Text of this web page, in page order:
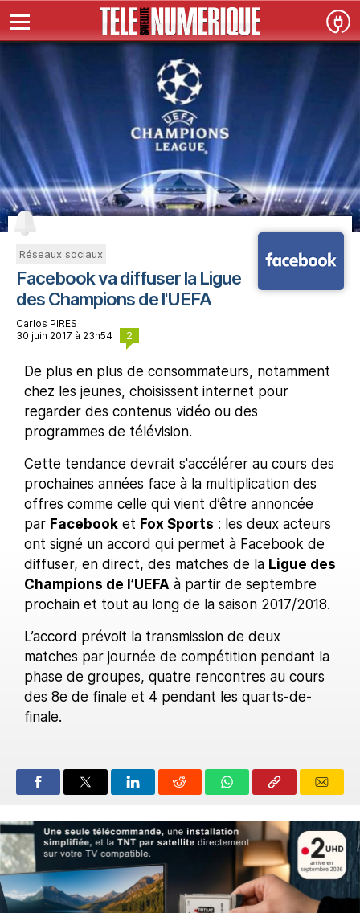
Réseaux sociaux
Facebook va diffuser la Ligue
des Champions de l'UEFA
Carlos PIRES
30 juin 2017 à 23h54
2
De plus en plus de consommateurs, notamment
chez les jeunes, choisissent internet pour
regarder des contenus vidéo ou des
programmes de télévision.
Cette tendance devrait s'accélérer au cours des
prochaines années face à la multiplication des
offres comme celle qui vient d’être annoncée
par Facebook et Fox Sports : les deux acteurs
ont signé un accord qui permet à Facebook de
diffuser, en direct, des matches de la Ligue des
Champions de l’UEFA à partir de septembre
prochain et tout au long de la saison 2017/2018.
L’accord prévoit la transmission de deux
matches par journée de compétition pendant la
phase de groupes, quatre rencontres au cours
des 8e de finale et 4 pendant les quarts-de-
finale.